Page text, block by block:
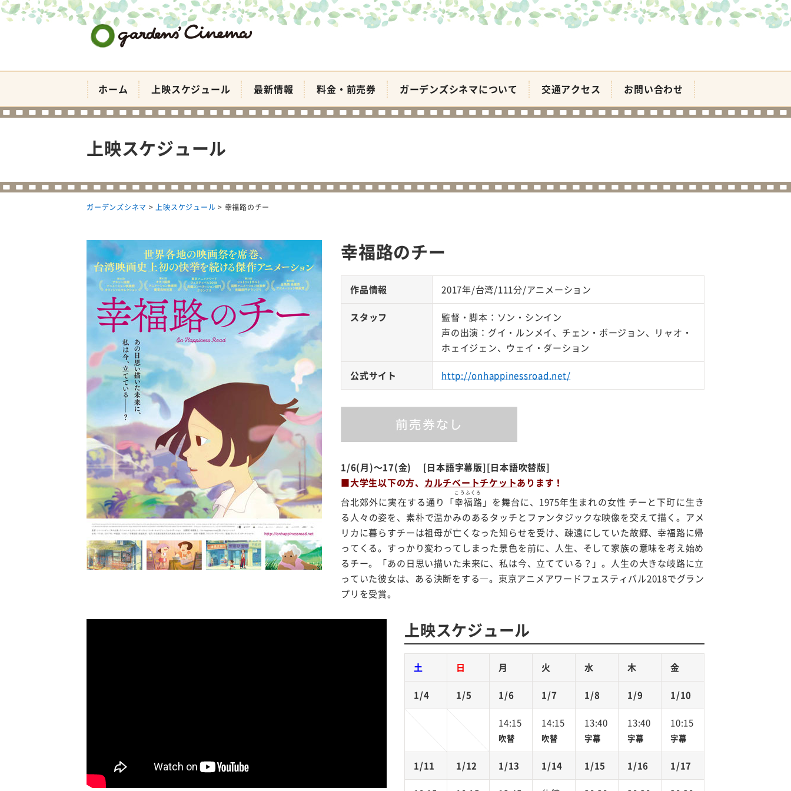
ホーム 上映スケジュール 最新情報 料金・前売券 ガーデンズシネマについて 交通アクセス お問い合わせ
上映スケジュール
ガーデンズシネマ >上映スケジュール > 幸福路のチー
幸福路のチー
作品情報 2017年/台湾/111分/アニメーション
スタッフ
監督・脚本：ソン・シンイン
声の出演：グイ・ルンメイ、チェン・ボージョン、リャオ・
ホェイジェン、ウェイ・ダーション
公式サイト http://onhappinessroad.net/
1/6(月)～17(金) [日本語字幕版][日本語吹替版]
■大学生以下の方、 カルチベートチケットあります！
台北郊外に実在する通り「幸福路
こうふくろ
」を舞台に、1975年生まれの女性 チーと下町に生き
る人々の姿を、素朴で温かみのあるタッチとファンタジックな映像を交えて描く 。 アメ
リカに暮らすチーは祖母が亡くなった知らせを受け、疎遠にしていた故郷、幸福路に帰
ってくる。すっかり変わってしまった景色を前に、人生、そして家族の意味を考え始め
るチー。「あの日思い描いた未来に、私は今、立てている？」。人生の大きな岐路に立
っていた彼女は、ある決断をする―。 東京アニメアワードフェスティバル2018でグラン
プリを受賞。
上映スケジュール
土 日 月 火 水 木 金
1/4 1/5 1/6 1/7 1/8 1/9 1/10
14:15
吹替
14:15
吹替
13:40
字幕
13:40
字幕
10:15
字幕
1/11 1/12 1/13 1/14 1/15 1/16 1/17